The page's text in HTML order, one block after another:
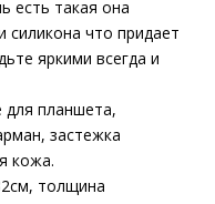
есть такая она
силикона что придает
яркими всегда и
для планшета,
застежка
кожа.
толщина